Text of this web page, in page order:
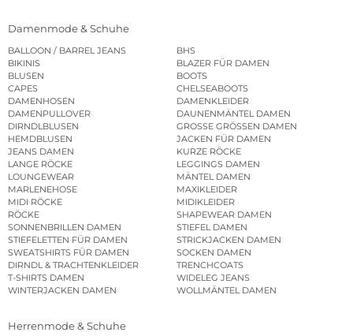
Damenmode & Schuhe
BALLOON / BARREL JEANS
BHS
BIKINIS
BLAZER FÜR DAMEN
BLUSEN
BOOTS
CAPES
CHELSEABOOTS
DAMENHOSEN
DAMENKLEIDER
DAMENPULLOVER
DAUNENMÄNTEL DAMEN
DIRNDLBLUSEN
GROSSE GRÖSSEN DAMEN
HEMDBLUSEN
JACKEN FÜR DAMEN
JEANS DAMEN
KURZE RÖCKE
LANGE RÖCKE
LEGGINGS DAMEN
LOUNGEWEAR
MÄNTEL DAMEN
MARLENEHOSE
MAXIKLEIDER
MIDI RÖCKE
MIDIKLEIDER
RÖCKE
SHAPEWEAR DAMEN
SONNENBRILLEN DAMEN
STIEFEL DAMEN
STIEFELETTEN FÜR DAMEN
STRICKJACKEN DAMEN
SWEATSHIRTS FÜR DAMEN
SOCKEN DAMEN
DIRNDL & TRACHTENKLEIDER
TRENCHCOATS
T-SHIRTS DAMEN
WIDELEG JEANS
WINTERJACKEN DAMEN
WOLLMÄNTEL DAMEN
Herrenmode & Schuhe